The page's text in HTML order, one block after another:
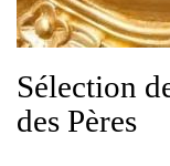
Sélection
des Pères